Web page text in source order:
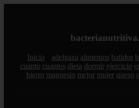
Inicio adelgaza alimentos batidos
cuanto cuantos dieta dormir ejercicio
hierro magnesio mejor mujer queso